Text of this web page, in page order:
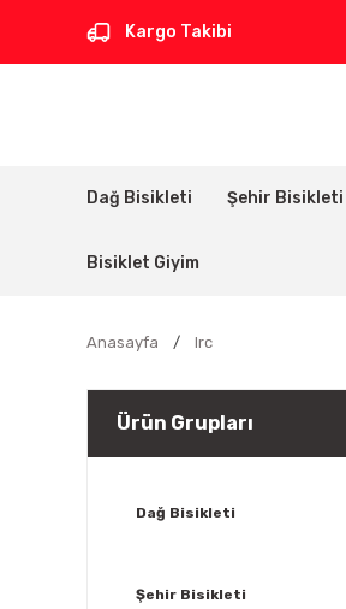
Kargo Takibi
Dağ Bisikleti Şehir Bisikleti
Bisiklet Giyim
Anasayfa Irc
Ürün Grupları
Dağ Bisikleti
Şehir Bisikleti